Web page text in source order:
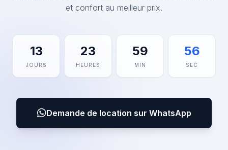
et confort au meilleur prix.
13
JOURS
23
HEURES
59
MIN
56
SEC
Demande de location sur WhatsApp